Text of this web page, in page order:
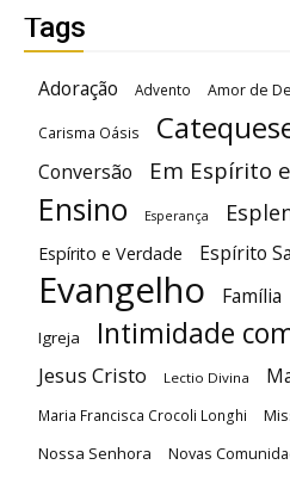
Tags
Adoração Advento Amor de
Carisma Oásis
Conversão Em Espírito
Ensino Esperança
Espírito e Verdade Espírito
Evangelho Família
Igreja Intimidade
Jesus Cristo Lectio Divina
Maria Francisca Crocoli Longhi
Nossa Senhora Novas